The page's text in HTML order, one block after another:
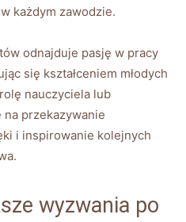
każdym zawodzie.
odnajduje pasję w pracy
się​ kształceniem młodych
nauczyciela lub
na przekazywanie‍
i inspirowanie kolejnych
wyzwania ⁤po